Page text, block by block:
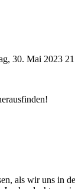
30. Mai 2023
als wir uns in